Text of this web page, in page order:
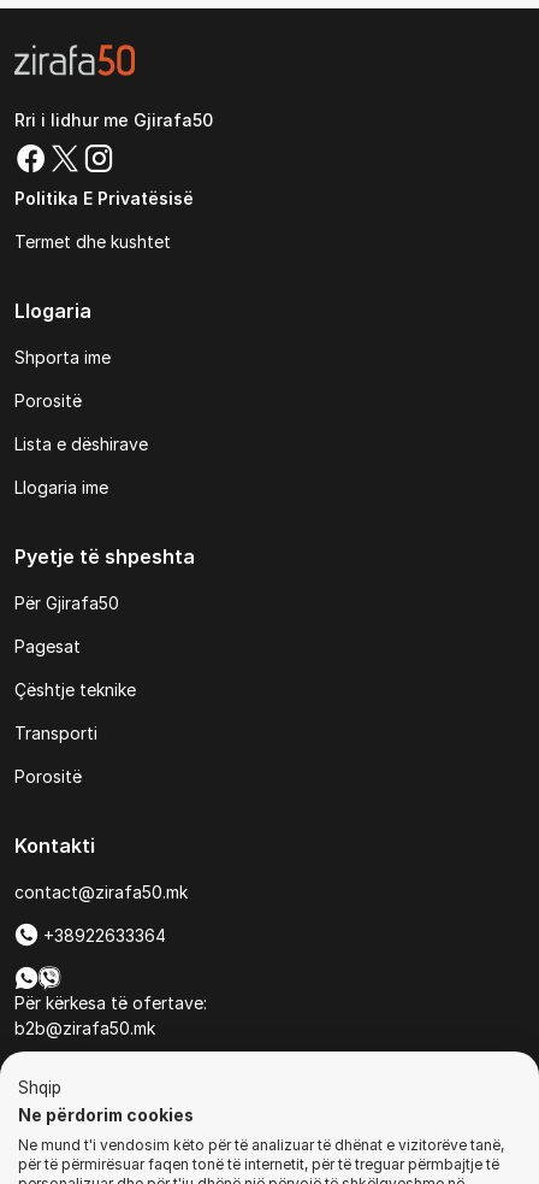
Rri i lidhur me Gjirafa50
Politika E Privatësisë
Termet dhe kushtet
Llogaria
Shporta ime
Porositë
Lista e dëshirave
Llogaria ime
Pyetje të shpeshta
Për Gjirafa50
Pagesat
Çështje teknike
Transporti
Porositë
Kontakti
contact@zirafa50.mk
+38922633364
Për kërkesa të ofertave:
b2b@zirafa50.mk
Shqip
Ne përdorim cookies
Ne mund t'i vendosim këto për të analizuar të dhënat e vizitorëve tanë,
për të përmirësuar faqen tonë të internetit, për të treguar përmbajtje të